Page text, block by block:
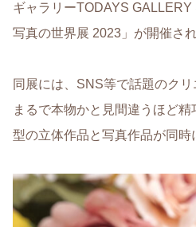
ギャラリーTODAYS
写真の世界展 2023」が開催され
同展には、SNS等で話題のクリ
まるで本物かと見間違うほど
型の立体作品と写真作品が同時